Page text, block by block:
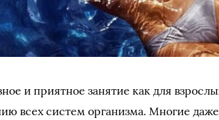
и приятное занятие как для
всех систем организма. Многие